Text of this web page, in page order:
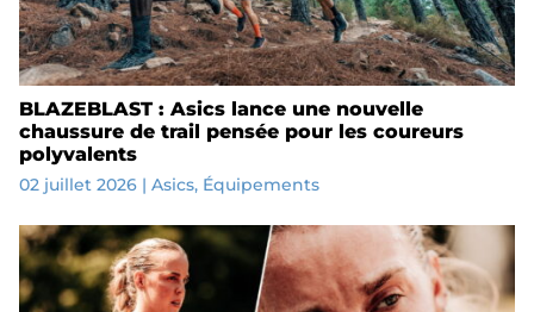
BLAZEBLAST : Asics lance une nouvelle
chaussure de trail pensée pour les coureurs
polyvalents
02 juillet 2026| Asics, Équipements